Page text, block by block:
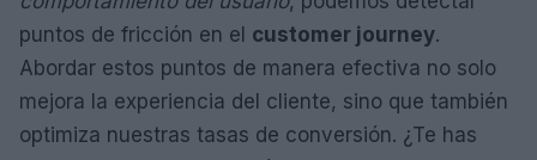
puntos de fricción en el customer journey.
Abordar estos puntos de manera efectiva no solo
mejora la experiencia del cliente, sino que también
optimiza nuestras tasas de conversión. ¿Te has